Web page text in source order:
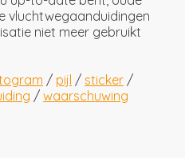
vluchtwegaanduidingen
niet meer gebruikt
/ pijl / sticker /
/ waarschuwing